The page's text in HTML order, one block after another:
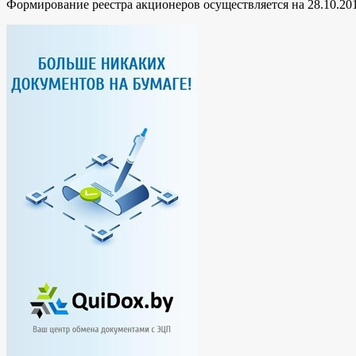
Формирование реестра акционеров осуществляется на